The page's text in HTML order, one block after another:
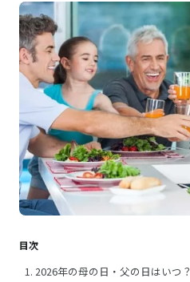
目次
2026年の母の日・父の日はいつ？